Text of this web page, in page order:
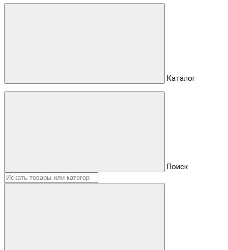
Каталог
Поиск